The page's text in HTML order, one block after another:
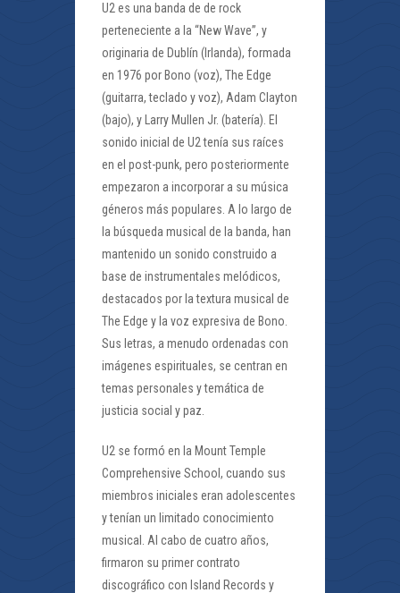
U2 es una banda de de rock
perteneciente a la “New Wave”, y
originaria de Dublín (Irlanda), formada
en 1976 por Bono (voz), The Edge
(guitarra, teclado y voz), Adam Clayton
(bajo), y Larry Mullen Jr. (batería). El
sonido inicial de U2 tenía sus raíces
en el post-punk, pero posteriormente
empezaron a incorporar a su música
géneros más populares. A lo largo de
la búsqueda musical de la banda, han
mantenido un sonido construido a
base de instrumentales melódicos,
destacados por la textura musical de
The Edge y la voz expresiva de Bono.
Sus letras, a menudo ordenadas con
imágenes espirituales, se centran en
temas personales y temática de
justicia social y paz.
U2 se formó en la Mount Temple
Comprehensive School, cuando sus
miembros iniciales eran adolescentes
y tenían un limitado conocimiento
musical. Al cabo de cuatro años,
firmaron su primer contrato
discográfico con Island Records y